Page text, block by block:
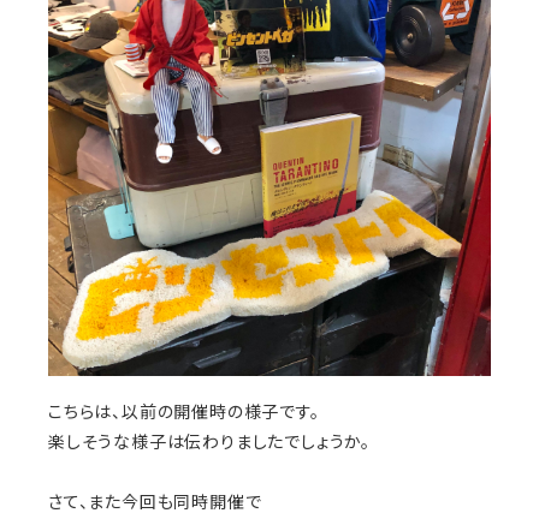
こちらは、以前の開催時の様子です。
楽しそうな様子は伝わりましたでしょうか。
さて、また今回も同時開催で